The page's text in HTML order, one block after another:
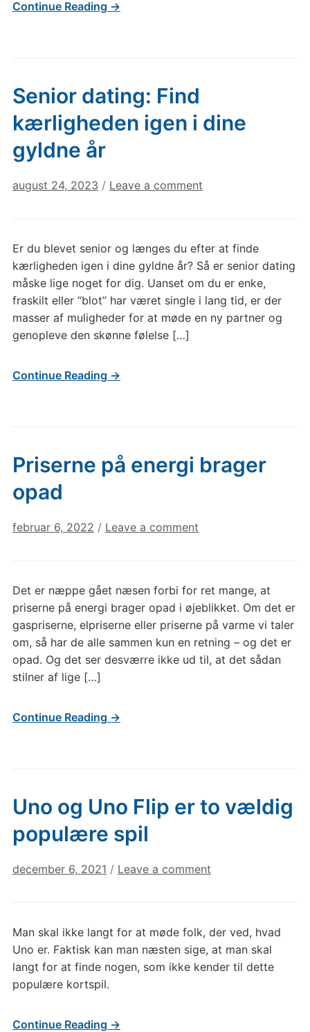
Continue Reading →
Senior dating: Find
kærligheden igen i dine
gyldne år
august 24, 2023 / Leave a comment
Er du blevet senior og længes du efter at finde
kærligheden igen i dine gyldne år? Så er senior dating
måske lige noget for dig. Uanset om du er enke,
fraskilt eller “blot” har været single i lang tid, er der
masser af muligheder for at møde en ny partner og
genopleve den skønne følelse […]
Continue Reading →
Priserne på energi brager
opad
februar 6, 2022 / Leave a comment
Det er næppe gået næsen forbi for ret mange, at
priserne på energi brager opad i øjeblikket. Om det er
gaspriserne, elpriserne eller priserne på varme vi taler
om, så har de alle sammen kun en retning – og det er
opad. Og det ser desværre ikke ud til, at det sådan
stilner af lige […]
Continue Reading →
Uno og Uno Flip er to vældig
populære spil
december 6, 2021 / Leave a comment
Man skal ikke langt for at møde folk, der ved, hvad
Uno er. Faktisk kan man næsten sige, at man skal
langt for at finde nogen, som ikke kender til dette
populære kortspil.
Continue Reading →